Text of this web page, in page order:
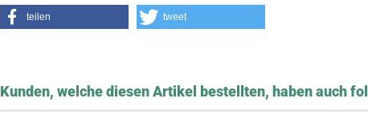
teilen tweet
Kunden, welche diesen Artikel bestellten, haben auch